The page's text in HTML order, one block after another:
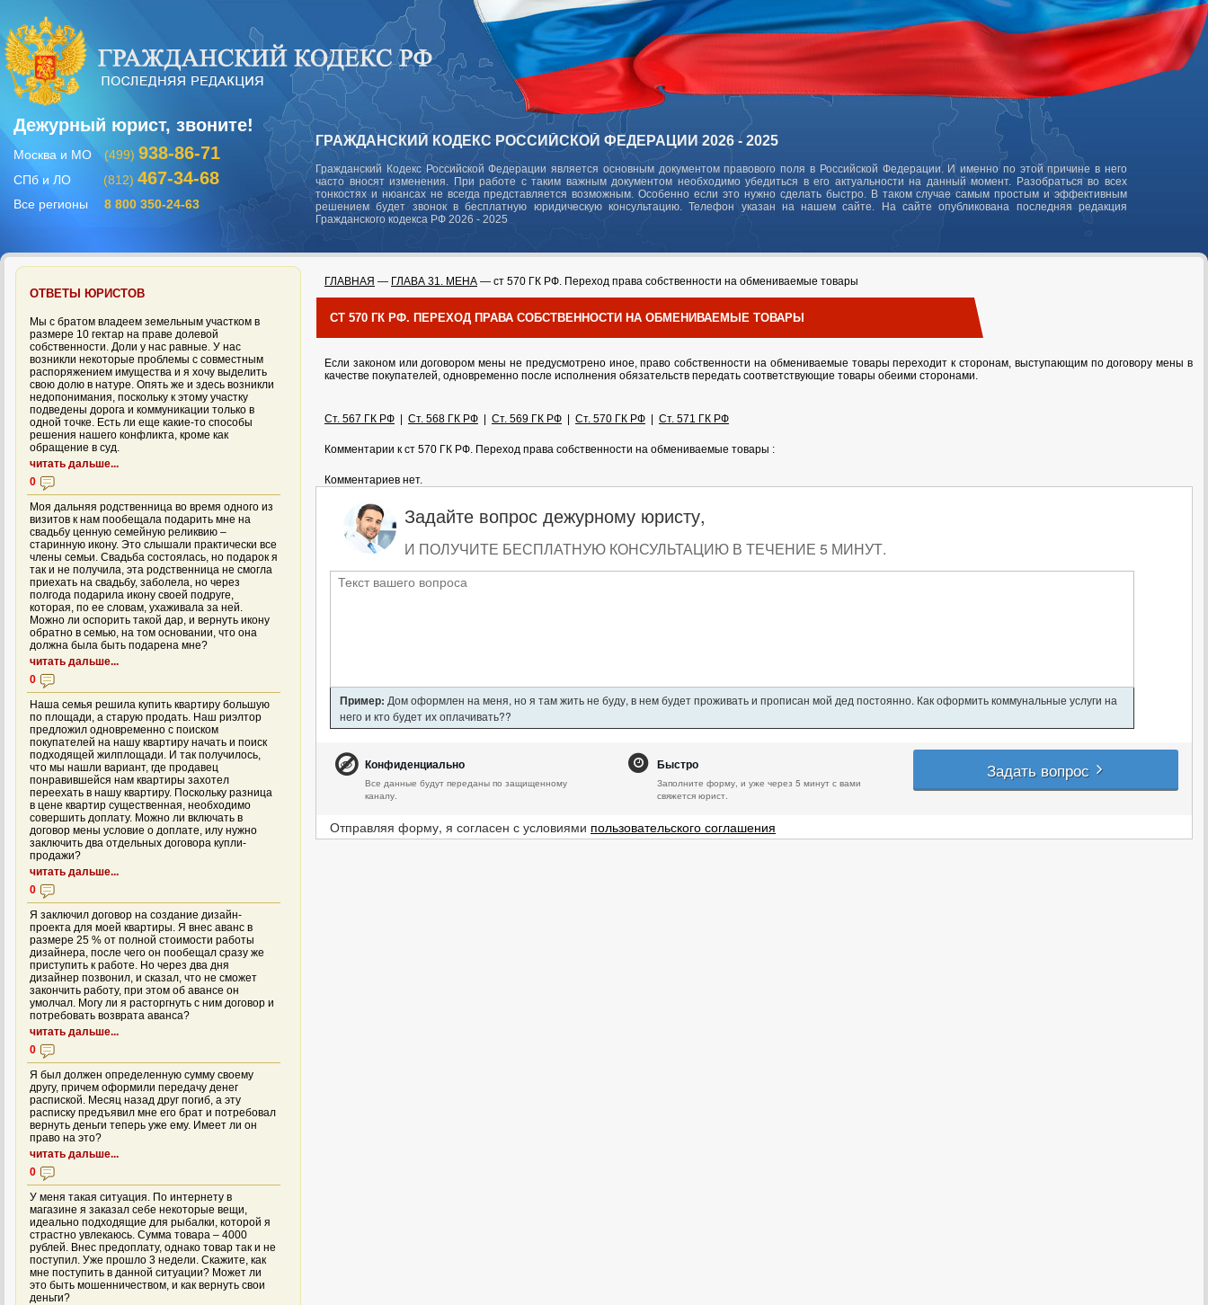
Дежурный юрист, звоните!
Москва и МО (499) 938-86-71
СПб и ЛО (812) 467-34-68
Все регионы 8 800 350-24-63
ГРАЖДАНСКИЙ КОДЕКС РОССИЙСКОЙ ФЕДЕРАЦИИ 2026 - 2025
Гражданский Кодекс Российской Федерации является основным документом правового поля в Российской Федерации. И именно по этой причине в него
часто вносят изменения. При работе с таким важным документом необходимо убедиться в его актуальности на данный момент. Разобраться во всех
тонкостях и нюансах не всегда представляется возможным. Особенно если это нужно сделать быстро. В таком случае самым простым и эффективным
решением будет звонок в бесплатную юридическую консультацию. Телефон указан на нашем сайте. На сайте опубликована последняя редакция
Гражданского кодекса РФ 2026 - 2025
ГЛАВНАЯ — ГЛАВА 31. МЕНА — ст 570 ГК РФ. Переход права собственности на обмениваемые товары
СТ 570 ГК РФ. ПЕРЕХОД ПРАВА СОБСТВЕННОСТИ НА ОБМЕНИВАЕМЫЕ ТОВАРЫ
Если законом или договором мены не предусмотрено иное, право собственности на обмениваемые товары переходит к сторонам, выступающим по договору мены в
качестве покупателей, одновременно после исполнения обязательств передать соответствующие товары обеими сторонами.
Ст. 567 ГК РФ Ст. 568 ГК РФ Ст. 569 ГК РФ Ст. 570 ГК РФ Ст. 571 ГК РФ
Комментарии к ст 570 ГК РФ. Переход права собственности на обмениваемые товары :
Комментариев нет.
Задайте вопрос дежурному юристу,
И ПОЛУЧИТЕ БЕСПЛАТНУЮ КОНСУЛЬТАЦИЮ В ТЕЧЕНИЕ 5 МИНУТ.
Пример: Дом оформлен на меня, но я там жить не буду, в нем будет проживать и прописан мой дед постоянно. Как оформить коммунальные услуги на
него и кто будет их оплачивать??
Конфиденциально
Все данные будут переданы по защищенному
каналу.
Быстро
Заполните форму, и уже через 5 минут с вами
свяжется юрист.
Задать вопрос
Отправляя форму, я согласен с условиями пользовательского соглашения
ОТВЕТЫ ЮРИСТОВ
Мы с братом владеем земельным участком в
размере 10 гектар на праве долевой
собственности. Доли у нас равные. У нас
возникли некоторые проблемы с совместным
распоряжением имущества и я хочу выделить
свою долю в натуре. Опять же и здесь возникли
недопонимания, поскольку к этому участку
подведены дорога и коммуникации только в
одной точке. Есть ли еще какие-то способы
решения нашего конфликта, кроме как
обращение в суд.
читать дальше...
0
Моя дальняя родственница во время одного из
визитов к нам пообещала подарить мне на
свадьбу ценную семейную реликвию –
старинную икону. Это слышали практически все
члены семьи. Свадьба состоялась, но подарок я
так и не получила, эта родственница не смогла
приехать на свадьбу, заболела, но через
полгода подарила икону своей подруге,
которая, по ее словам, ухаживала за ней.
Можно ли оспорить такой дар, и вернуть икону
обратно в семью, на том основании, что она
должна была быть подарена мне?
читать дальше...
0
Наша семья решила купить квартиру большую
по площади, а старую продать. Наш риэлтор
предложил одновременно с поиском
покупателей на нашу квартиру начать и поиск
подходящей жилплощади. И так получилось,
что мы нашли вариант, где продавец
понравившейся нам квартиры захотел
переехать в нашу квартиру. Поскольку разница
в цене квартир существенная, необходимо
совершить доплату. Можно ли включать в
договор мены условие о доплате, илу нужно
заключить два отдельных договора купли-
продажи?
читать дальше...
0
Я заключил договор на создание дизайн-
проекта для моей квартиры. Я внес аванс в
размере 25 % от полной стоимости работы
дизайнера, после чего он пообещал сразу же
приступить к работе. Но через два дня
дизайнер позвонил, и сказал, что не сможет
закончить работу, при этом об авансе он
умолчал. Могу ли я расторгнуть с ним договор и
потребовать возврата аванса?
читать дальше...
0
Я был должен определенную сумму своему
другу, причем оформили передачу денег
распиской. Месяц назад друг погиб, а эту
расписку предъявил мне его брат и потребовал
вернуть деньги теперь уже ему. Имеет ли он
право на это?
читать дальше...
0
У меня такая ситуация. По интернету в
магазине я заказал себе некоторые вещи,
идеально подходящие для рыбалки, которой я
страстно увлекаюсь. Сумма товара – 4000
рублей. Внес предоплату, однако товар так и не
поступил. Уже прошло 3 недели. Скажите, как
мне поступить в данной ситуации? Может ли
это быть мошенничеством, и как вернуть свои
деньги?